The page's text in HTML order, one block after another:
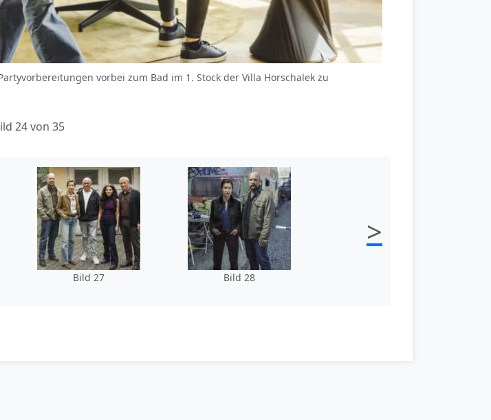
vorbei zum Bad im 1. Stock der Villa Horschalek zu
24 von 35
Bild 27 Bild 28
>